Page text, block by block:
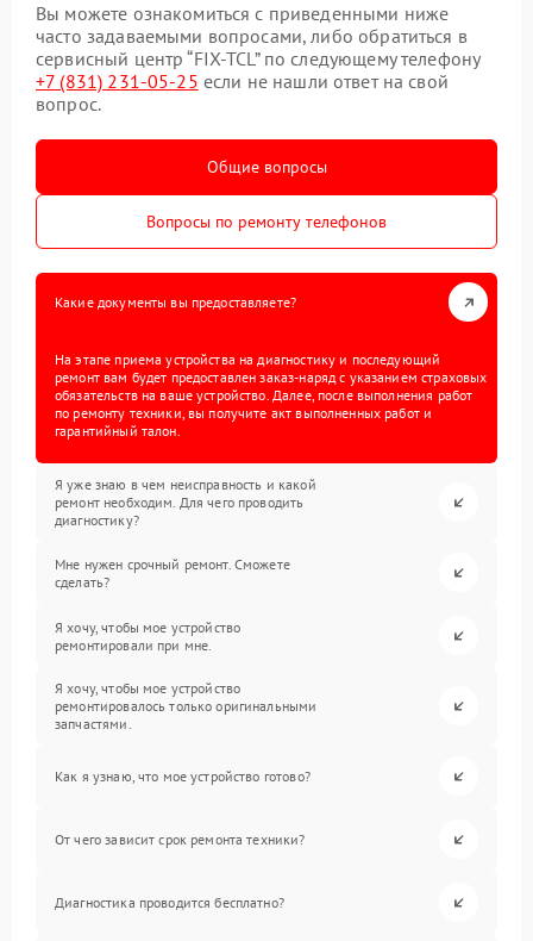
Вы можете ознакомиться с приведенными ниже
часто задаваемыми вопросами, либо обратиться в
сервисный центр “FIX-TCL” по следующему телефону
+7 (831) 231-05-25 если не нашли ответ на свой
вопрос.
Общие вопросы
Вопросы по ремонту телефонов
Какие документы вы предоставляете?
На этапе приема устройства на диагностику и последующий
ремонт вам будет предоставлен заказ-наряд с указанием страховых
обязательств на ваше устройство. Далее, после выполнения работ
по ремонту техники, вы получите акт выполненных работ и
гарантийный талон.
Я уже знаю в чем неисправность и какой
ремонт необходим. Для чего проводить
диагностику?
Мне нужен срочный ремонт. Сможете
сделать?
Я хочу, чтобы мое устройство
ремонтировали при мне.
Я хочу, чтобы мое устройство
ремонтировалось только оригинальными
запчастями.
Как я узнаю, что мое устройство готово?
От чего зависит срок ремонта техники?
Диагностика проводится бесплатно?